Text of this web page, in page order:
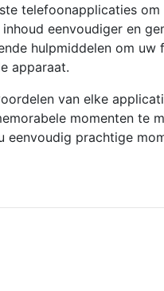
telefoonapplicaties
eenvoudiger en
hulpmiddelen om
apparaat.
van elke
momenten te
eenvoudig prachtige